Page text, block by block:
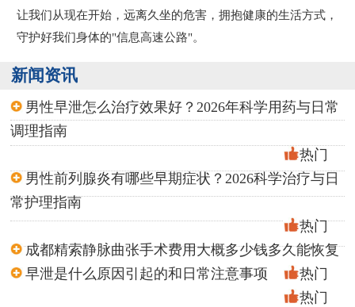
让我们从现在开始，远离久坐的危害，拥抱健康的生活方式，
守护好我们身体的"信息高速公路"。
新闻资讯
男性早泄怎么治疗效果好？2026年科学用药与日常
调理指南
热门
男性前列腺炎有哪些早期症状？2026科学治疗与日
常护理指南
热门
成都精索静脉曲张手术费用大概多少钱多久能恢复
热门
早泄是什么原因引起的和日常注意事项
热门